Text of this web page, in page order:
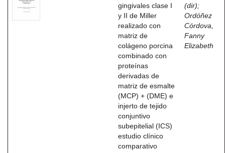
gingivales clase I
y II de Miller
realizado con
matriz de
colágeno porcina
combinado con
proteínas
derivadas de
matriz de esmalte
(MCP) + (DME) e
injerto de tejido
conjuntivo
subepitelial (ICS)
estudio clínico
comparativo
(dir);
Ordóñez
Córdova,
Fanny
Elizabeth